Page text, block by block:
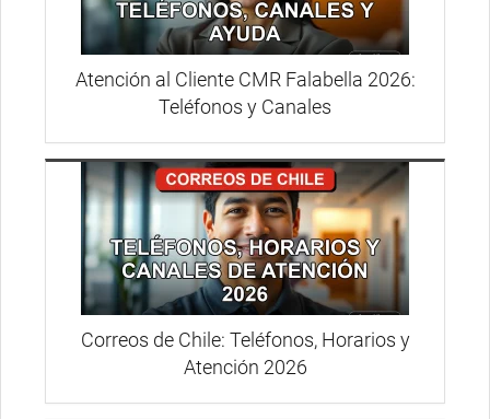
Atención al Cliente CMR Falabella 2026:
Teléfonos y Canales
Correos de Chile: Teléfonos, Horarios y
Atención 2026